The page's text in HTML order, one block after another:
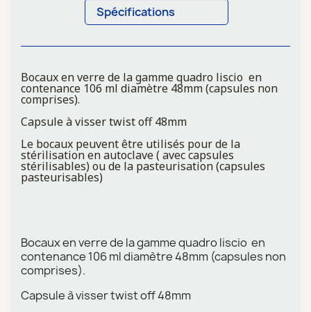
Spécifications
Bocaux en verre de la gamme quadro liscio en
contenance 106 ml diamètre 48mm (capsules non
comprises).
Capsule à visser twist off 48mm
Le bocaux peuvent être utilisés pour de la
stérilisation en autoclave ( avec capsules
stérilisables) ou de la pasteurisation (capsules
pasteurisables)
Bocaux en verre de la gamme quadro liscio en
contenance 106 ml diamètre 48mm (capsules non
comprises).
Capsule à visser twist off 48mm